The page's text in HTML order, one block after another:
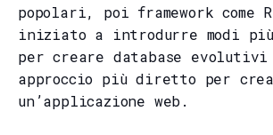
popolari, poi framework come
iniziato a introdurre modi
per creare database evolutivi
approccio più diretto per
un’applicazione web.